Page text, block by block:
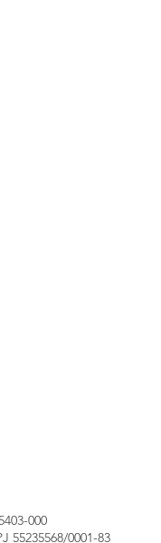
000
55235568/0001-83